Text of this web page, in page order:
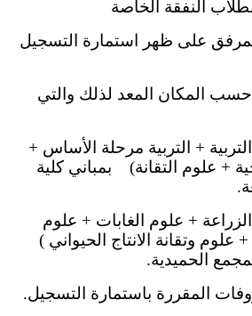
النفقة الخاصة
على ظهر استمارة التسجيل
حسب المكان المعد لذلك والتي
+ التربية مرحلة الأساس +
+ علوم التقانة)
بمباني كلية
+ علوم الغابات + علوم
وتقانة الانتاج الحيواني )
الحميدية.
المقررة باستمارة التسجيل.